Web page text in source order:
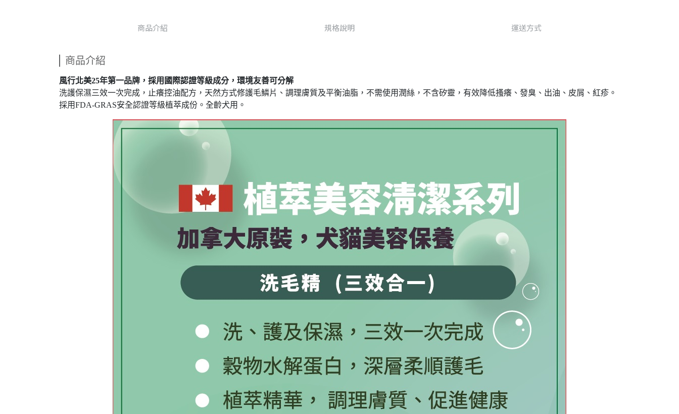
商品介紹 規格說明 運送方式
商品介紹
風行北美25年第一品牌，採用國際認證等級成分，環境友善可分解
洗護保濕三效一次完成，止癢控油配方，天然方式修護毛鱗片、調理膚質及平衡油脂，不需使用潤絲，不含矽靈，有效降低搔癢、發臭、出油、皮屑、紅疹。
採用FDA-GRAS安全認證等級植萃成份。全齡犬用。